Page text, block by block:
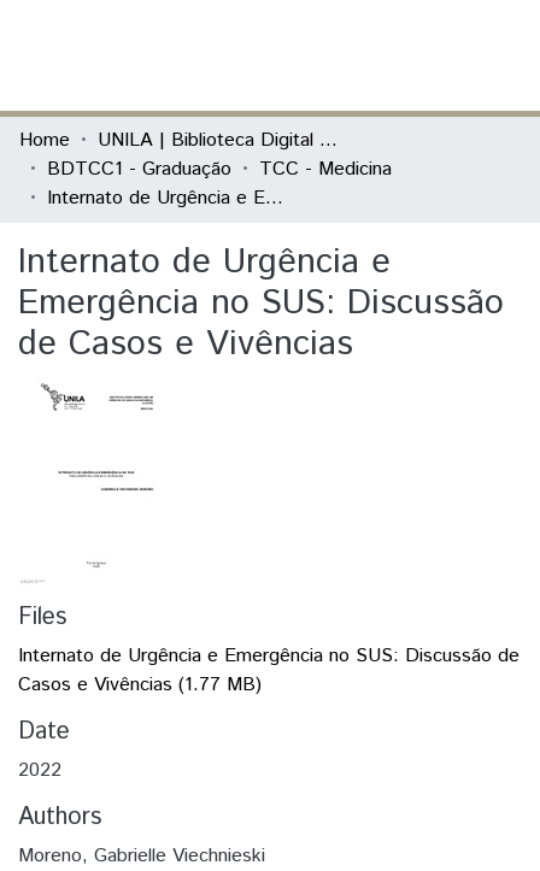
Communities & Collections
All of DSpace
Home
UNILA | Biblioteca Digital de Trabalhos de Conclusão de Curso
BDTCC1 - Graduação
TCC - Medicina
Internato de Urgência e Emergência no SUS: Discussão de Casos e Vivências
Internato de Urgência e
Emergência no SUS: Discussão
de Casos e Vivências
Files
Internato de Urgência e Emergência no SUS: Discussão de
Casos e Vivências (1.77 MB)
Date
2022
Authors
Moreno, Gabrielle Viechnieski